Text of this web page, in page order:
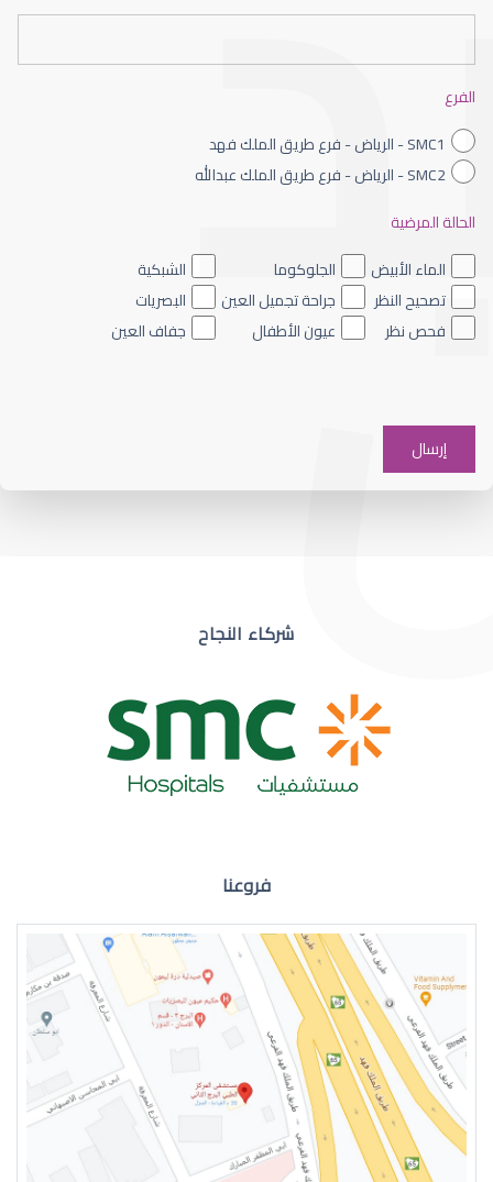
ضعف نظر الاطفال
ضعف نظر العين اليسرى
ضعف نظر مفاجئ
ضعف نظر في العين اليسرى
الفرع
SMC1 - الرياض - فرع طريق الملك فهد
SMC2 - الرياض - فرع طريق الملك عبدالله
الحالة المرضية
الماء الأبيض
الجلوكوما
الشبكية
تصحيح النظر
جراحة تجميل العين
البصريات
فحص نظر
عيون الأطفال جفاف العين
شركاء النجاح
فروعنا